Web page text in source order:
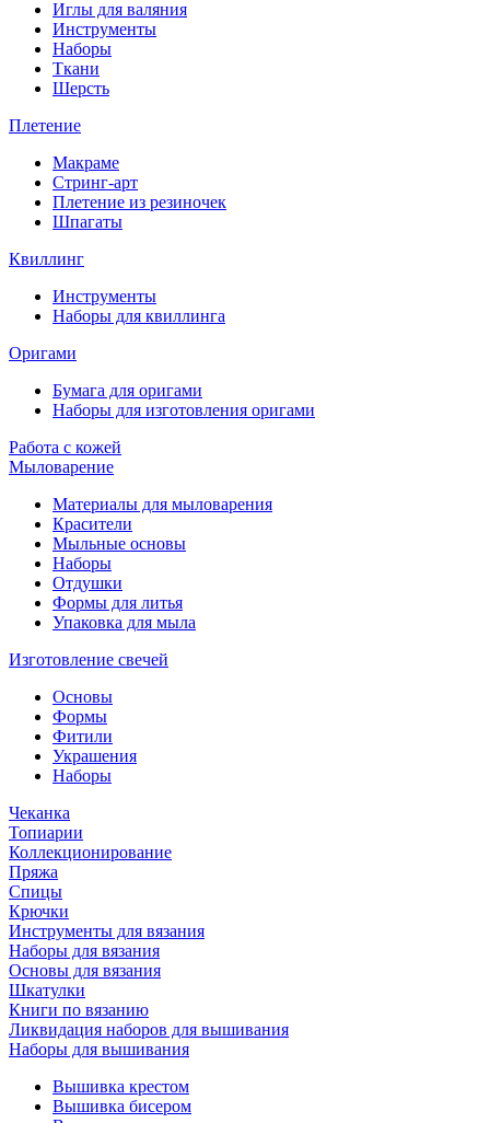
Иглы для валяния
Инструменты
Наборы
Ткани
Шерсть
Плетение
Макраме
Стринг-арт
Плетение из резиночек
Шпагаты
Квиллинг
Инструменты
Наборы для квиллинга
Оригами
Бумага для оригами
Наборы для изготовления оригами
Работа с кожей
Мыловарение
Материалы для мыловарения
Красители
Мыльные основы
Наборы
Отдушки
Формы для литья
Упаковка для мыла
Изготовление свечей
Основы
Формы
Фитили
Украшения
Наборы
Чеканка
Топиарии
Коллекционирование
Пряжа
Спицы
Крючки
Инструменты для вязания
Наборы для вязания
Основы для вязания
Шкатулки
Книги по вязанию
Ликвидация наборов для вышивания
Наборы для вышивания
Вышивка крестом
Вышивка бисером